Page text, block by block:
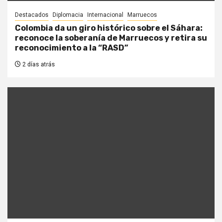
Destacados Diplomacia Internacional Marruecos
Colombia da un giro histórico sobre el Sáhara:
reconoce la soberanía de Marruecos y retira su
reconocimiento a la “RASD”
2 días atrás